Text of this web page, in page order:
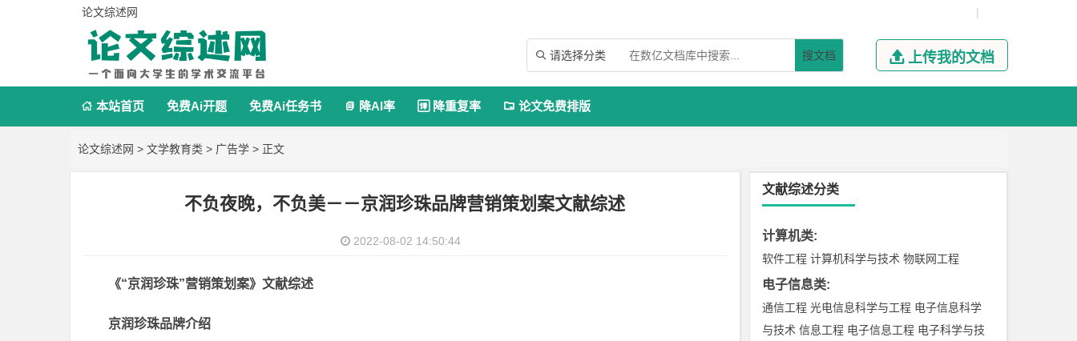
论文综述网 |
 请选择分类 搜文档  上传我的文档
 本站首页 免费Ai开题 免费Ai任务书  降AI率  降重复率  论文免费排版
论文综述网 > 文学教育类 > 广告学 > 正文
不负夜晚，不负美－－京润珍珠品牌营销策划案文献综述
2022-08-02 14:50:44
《“京润珍珠”营销策划案》文献综述
京润珍珠品牌介绍
文献综述分类
计算机类:
软件工程 计算机科学与技术 物联网工程
电子信息类:
通信工程 光电信息科学与工程 电子信息科学
与技术 信息工程 电子信息工程 电子科学与技